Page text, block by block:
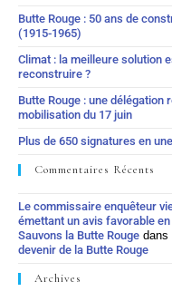
Butte Rouge : 50 ans de
(1915-1965)
Climat : la meilleure solution
reconstruire ?
Butte Rouge : une délégation
mobilisation du 17 juin
Plus de 650 signatures en
Commentaires Récents
Le commissaire enquêteur
émettant un avis favorable
Sauvons la Butte Rouge dans
devenir de la Butte Rouge
Archives